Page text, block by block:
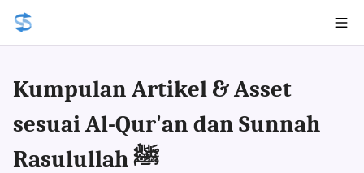
Kumpulan Artikel & Asset
sesuai Al-Qur'an dan Sunnah
Rasulullah ﷺ